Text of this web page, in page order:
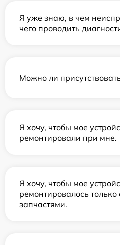
Я уже знаю, в чем
чего проводить
Можно ли
Я хочу, чтобы мое
ремонтировали при мне.
Я хочу, чтобы мое
ремонтировалось
запчастями.